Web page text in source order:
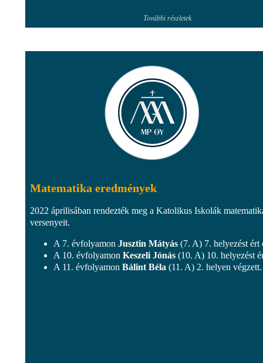
További részletek
Matematika eredmények
2022 áprilisában rendezték meg a Katolikus Iskolák
versenyeit.
A 7. évfolyamon Jusztin Mátyás (7. A) 7. helyezést ért
A 10. évfolyamon Keszeli Jónás (10. A) 10. helyezést
A 11. évfolyamon Bálint Béla (11. A) 2. helyen végzett.